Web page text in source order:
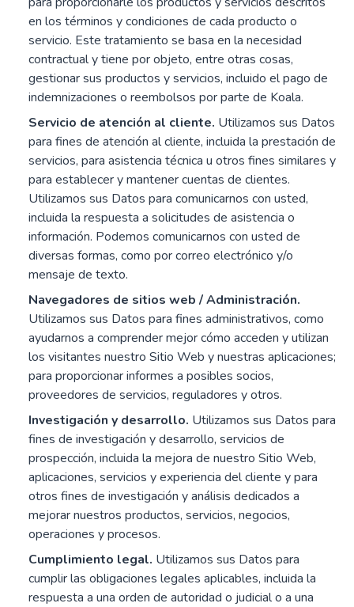
en los términos y condiciones de cada producto o
servicio. Este tratamiento se basa en la necesidad
contractual y tiene por objeto, entre otras cosas,
gestionar sus productos y servicios, incluido el pago de
indemnizaciones o reembolsos por parte de Koala.
Servicio de atención al cliente. Utilizamos sus Datos
para fines de atención al cliente, incluida la prestación de
servicios, para asistencia técnica u otros fines similares y
para establecer y mantener cuentas de clientes.
Utilizamos sus Datos para comunicarnos con usted,
incluida la respuesta a solicitudes de asistencia o
información. Podemos comunicarnos con usted de
diversas formas, como por correo electrónico y/o
mensaje de texto.
Navegadores de sitios web / Administración.
Utilizamos sus Datos para fines administrativos, como
ayudarnos a comprender mejor cómo acceden y utilizan
los visitantes nuestro Sitio Web y nuestras aplicaciones;
para proporcionar informes a posibles socios,
proveedores de servicios, reguladores y otros.
Investigación y desarrollo. Utilizamos sus Datos para
fines de investigación y desarrollo, servicios de
prospección, incluida la mejora de nuestro Sitio Web,
aplicaciones, servicios y experiencia del cliente y para
otros fines de investigación y análisis dedicados a
mejorar nuestros productos, servicios, negocios,
operaciones y procesos.
Cumplimiento legal. Utilizamos sus Datos para
cumplir las obligaciones legales aplicables, incluida la
respuesta a una orden de autoridad o judicial o a una